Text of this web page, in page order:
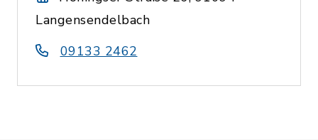
Langensendelbach
09133 2462